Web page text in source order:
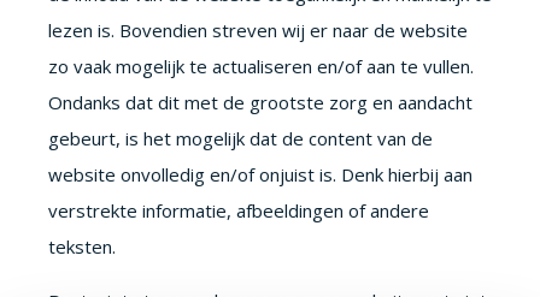
lezen is. Bovendien streven wij er naar de website
zo vaak mogelijk te actualiseren en/of aan te vullen.
Ondanks dat dit met de grootste zorg en aandacht
gebeurt, is het mogelijk dat de content van de
website onvolledig en/of onjuist is. Denk hierbij aan
verstrekte informatie, afbeeldingen of andere
teksten.